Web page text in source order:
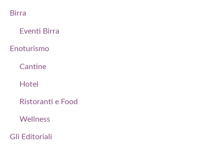
Birra
Eventi Birra
Enoturismo
Cantine
Hotel
Ristoranti e Food
Wellness
Gli Editoriali